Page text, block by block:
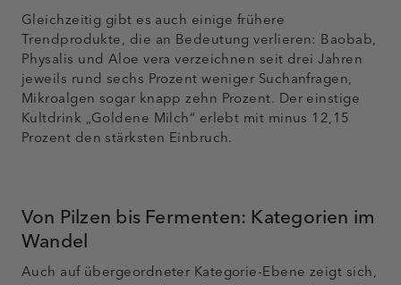
Gleichzeitig gibt es auch einige frühere
Trendprodukte, die an Bedeutung verlieren: Baobab,
Physalis und Aloe vera verzeichnen seit drei Jahren
jeweils rund sechs Prozent weniger Suchanfragen,
Mikroalgen sogar knapp zehn Prozent. Der einstige
Kultdrink „Goldene Milch“ erlebt mit minus 12,15
Prozent den stärksten Einbruch.
Von Pilzen bis Fermenten: Kategorien im
Wandel
Auch auf übergeordneter Kategorie-Ebene zeigt sich,